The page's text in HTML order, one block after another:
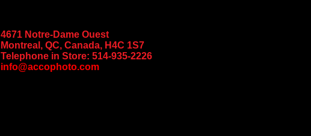
4671 Notre-Dame Ouest
Montreal, QC, Canada, H4C 1S7
Telephone in Store: 514-935-2226
info@accophoto.com